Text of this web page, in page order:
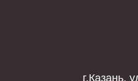
г.Казань,